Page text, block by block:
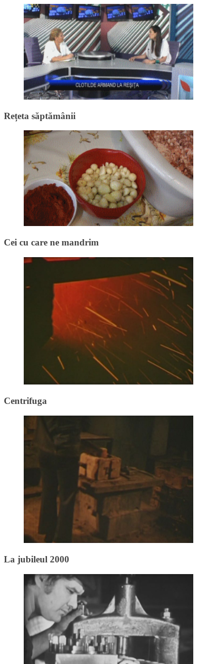
Rețeta săptămânii
Cei cu care ne mandrim
Centrifuga
La jubileul 2000